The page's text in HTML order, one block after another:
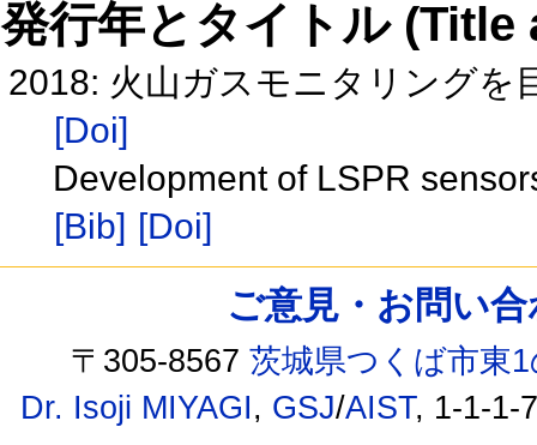
発行年とタイトル
2018: 火山ガスモニタリング
[Doi]
Development of LSPR
[Bib] [Doi]
ご意見・お問い
〒305-8567茨城県つくば市東
Dr. Isoji MIYAGI, GSJ/AIST, 1-1-1-